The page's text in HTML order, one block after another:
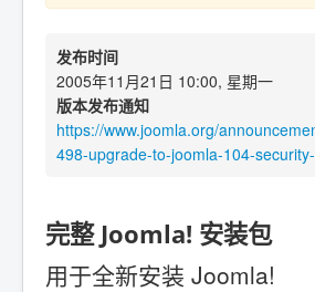
发布时间
2005年11月21日 10:00, 星期一
版本发布通知
https://www.joomla.org/
498-upgrade-to-joomla-104-
完整 Joomla! 安装包
用于全新安装 Joomla!